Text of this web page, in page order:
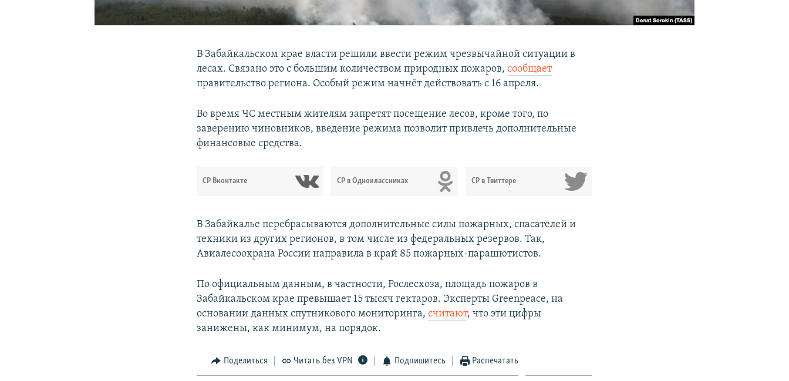
В Забайкальском крае власти решили ввести режим чрезвычайной ситуации в
лесах. Связано это с большим количеством природных пожаров,сообщает
правительство региона. Особый режим начнёт действовать с 16 апреля.
Во время ЧС местным жителям запретят посещение лесов, кроме того, по
заверению чиновников, введение режима позволит привлечь дополнительные
финансовые средства.
СР Вконтакте СР в Одноклассниках СР в Твиттере
В Забайкалье перебрасываются дополнительные силы пожарных, спасателей и
техники из других регионов, в том числе из федеральных резервов. Так,
Авиалесоохрана России направила в край 85 пожарных-парашютистов.
По официальным данным, в частности, Рослесхоза, площадь пожаров в
Забайкальском крае превышает 15 тысяч гектаров. Эксперты Greenpeace, на
основании данных спутникового мониторинга,считают, что эти цифры
занижены, как минимум, на порядок.
Поделиться Читать без VPN Подпишитесь Распечатать